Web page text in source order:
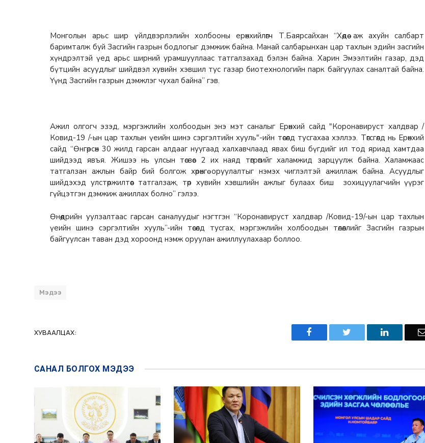
Монголын арьс шир үйлдвэрлэлийн холбооны ерөнхийлөгч Т.Баярсайхан “Хөдөө аж ахуйн салбарт
баримталж буй Засгийн газрын бодлогыг дэмжиж байна. Манай салбарынхан цар тахлын эдийн засгийн
хүндрэлтэй үед арьс ширний урамшууллаас татгалзахад бэлэн байна. Харин Эмээлтийн газар, дэд
бүтцийн асуудлыг шийдвэл хувийн хэвшил тус газар биотехнологийн парк байгуулах саналтай байна.
Үүнд Засгийн газрын дэмжлэг чухал байна” гэв.
Ажил олгогч эзэд, мэргэжлийн холбоодын энэ мэт саналыг Ерөнхий сайд "Коронавируст халдвар /
Ковид-19 /-ын цар тахлын үеийн шинэ сэргэлтийн хууль"-ийн төсөлд тусгахаа хэллээ. Төгсгөлд нь Ерөнхий
сайд “Өнгөрсөн 30 жилд гарсан алдааг нуугаад халхавчлаад явах биш бүгдийг ил тод яриад хамтдаа
шийдээд явъя. Жишээ нь улсын төсвөөс 2 их наяд төгрөгийг халамжид зарцуулж байна. Халамжаас
татгалзан ажлын байр бий болгож хөрөнгө оруулалтыг нэмэх чиглэлтэй ажиллаж байна. Асуудлыг
шийдэхэд улстөржилтөөс татгалзаж, төр хувийн хэвшлийн ажлыг булаах биш зохицуулагчийн үүрэг
гүйцэтгэн дэмжиж ажиллах болно” гэлээ.
Өнөөдрийн уулзалтаас гарсан саналуудыг нэгтгэн “Коронавируст халдвар /Ковид-19/-ын цар тахлын
үеийн шинэ сэргэлтийн хууль”-ийн төсөлд тусгах, мэргэжлийн холбоодын төлөөллийг Засгийн газрын
байгуулсан таван дэд хороонд нэмж оруулан ажиллуулахаар боллоо.
Мэдээ
ХУВААЛЦАХ:
САНАЛ БОЛГОХ МЭДЭЭ